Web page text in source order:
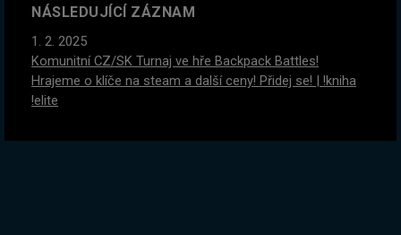
NÁSLEDUJÍCÍ ZÁZNAM
1. 2. 2025
Komunitní CZ/SK Turnaj ve hře Backpack Battles!
Hrajeme o klíče na steam a další ceny! Přidej se! | !kniha
!elite